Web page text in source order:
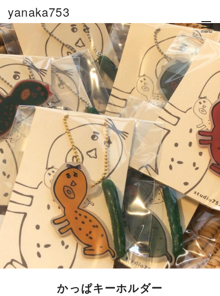
テ
ン
ツ
へ
移
動
yanaka753
かっぱキーホルダー